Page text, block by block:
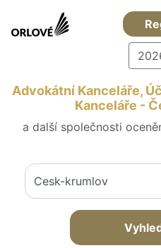
Advokátní Kanceláře,
Kanceláře -
a další společnosti